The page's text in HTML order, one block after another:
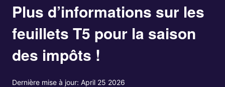
Plus d’informations sur les
feuillets T5 pour la saison
des impôts !
Dernière mise à jour: April 25 2026